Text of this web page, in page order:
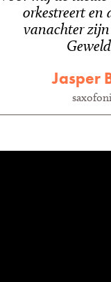
orkestreert en
vanachter
Jasper